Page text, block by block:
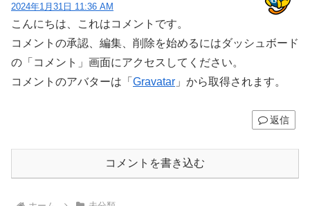
2024年1月31日 11:36 AM
こんにちは、これはコメントです。
コメントの承認、編集、削除を始めるにはダッシュボード
の「コメント」画面にアクセスしてください。
コメントのアバターは「 Gravatar 」から取得されます。
返信
コメントを書き込む